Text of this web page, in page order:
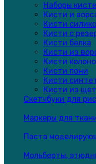
Наборы
Кисти и
Кисти
Кисти с
Кисти белка
Кисти из
Кисти
Кисти пони
Кисти
Кисти из
Скетчбуки для
Маркеры для
Паста
Мольберты,